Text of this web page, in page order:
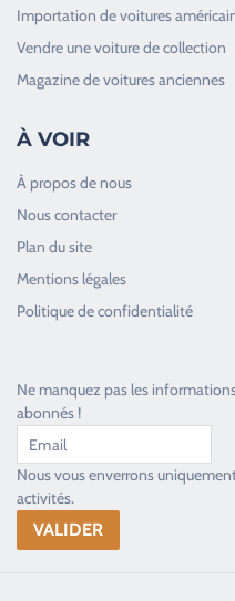
Importation de voitures
Vendre une voiture de collection
Magazine de voitures anciennes
À VOIR
À propos de nous
Nous contacter
Plan du site
Mentions légales
Politique de confidentialité
Ne manquez pas les
abonnés !
Nous vous enverrons
activités.
Toujours heureux d'aider les